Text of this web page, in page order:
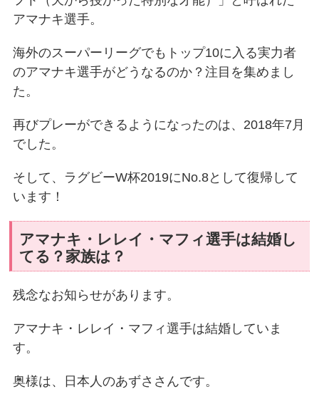
アマナキ選手。
海外のスーパーリーグでもトップ10に入る実力者
のアマナキ選手がどうなるのか？注目を集めまし
た。
再びプレーができるようになったのは、2018年7月
でした。
そして、ラグビーW杯2019にNo.8として復帰して
います！
アマナキ・レレイ・マフィ選手は結婚し
てる？家族は？
残念なお知らせがあります。
アマナキ・レレイ・マフィ選手は結婚していま
す。
奥様は、日本人のあずささんです。